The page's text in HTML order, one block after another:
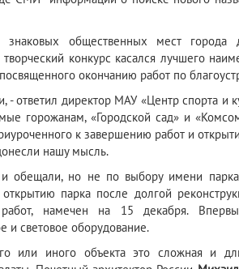
знаковых общественных мест города
конкурс касался лучшего
окончанию работ по
ответил директор МАУ «Центр спорта и
горожанам, «Городской сад» и
к завершению работ и
нашу мысль.
и обещали, но не по выбору имени
парка после долгой
намечен на 15 декабря.
и световое оборудование.
или иного объекта это сложная и